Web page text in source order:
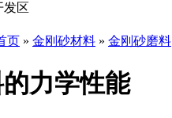
发区
页 » 金刚砂材料 » 金刚砂磨料
力学性能